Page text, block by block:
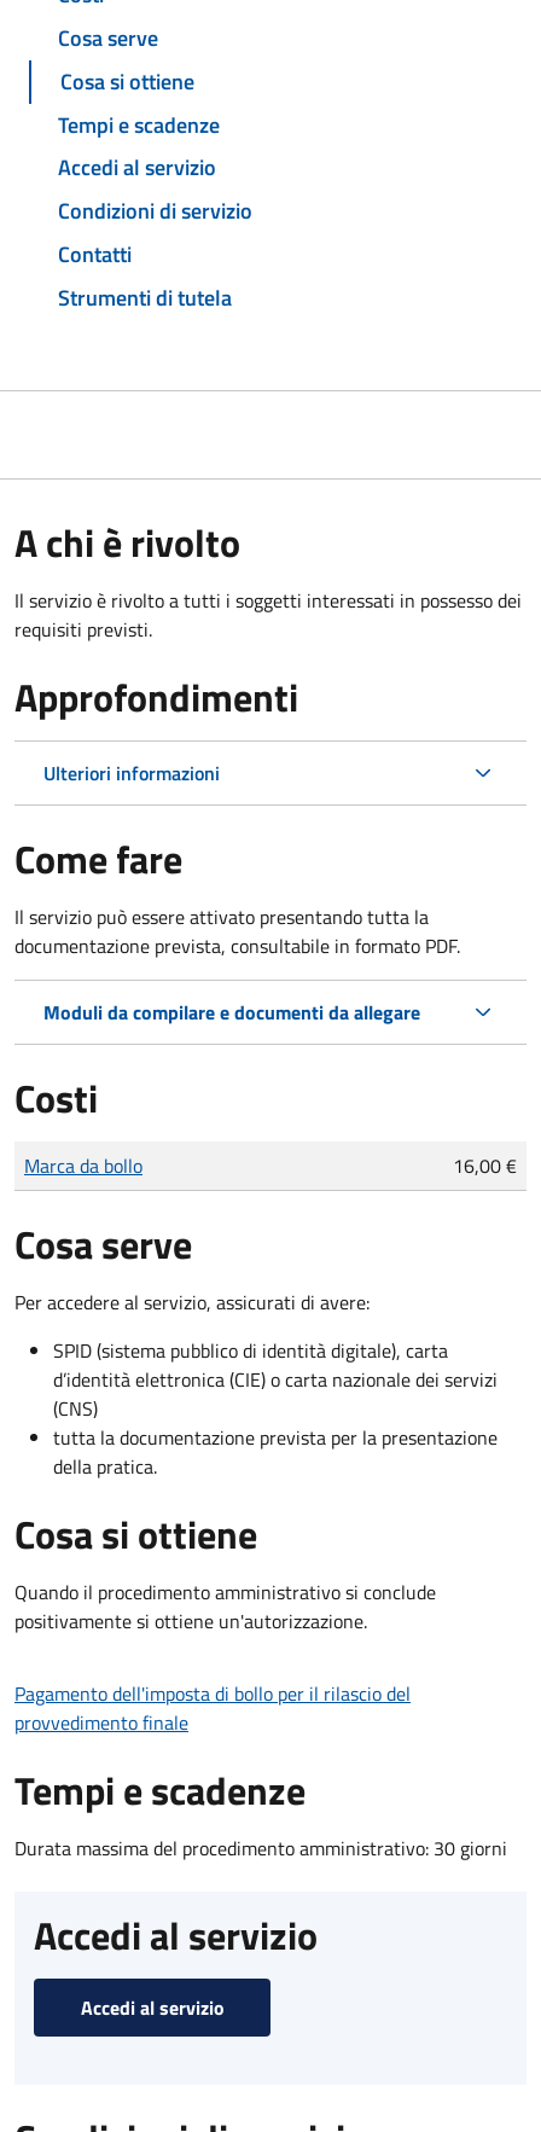
Cosa serve
Cosa si ottiene
Tempi e scadenze
Accedi al servizio
Condizioni di servizio
Contatti
Strumenti di tutela
A chi è rivolto
Il servizio è rivolto a tutti i soggetti interessati in possesso dei
requisiti previsti.
Approfondimenti
Ulteriori informazioni
Come fare
Il servizio può essere attivato presentando tutta la
documentazione prevista, consultabile in formato PDF.
Moduli da compilare e documenti da allegare
Costi
Tipo di pagamento
Importo
Marca da bollo 16,00 €
Cosa serve
Per accedere al servizio, assicurati di avere:
SPID (sistema pubblico di identità digitale), carta
d’identità elettronica (CIE) o carta nazionale dei servizi
(CNS)
tutta la documentazione prevista per la presentazione
della pratica.
Cosa si ottiene
Quando il procedimento amministrativo si conclude
positivamente si ottiene un'autorizzazione.
Pagamento dell'imposta di bollo per il rilascio del
provvedimento finale
Tempi e scadenze
Durata massima del procedimento amministrativo: 30 giorni
Accedi al servizio
Accedi al servizio